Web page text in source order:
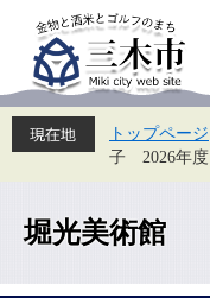
先
頭
を
飛
て
トップページ
子 2026年度
堀光美術館